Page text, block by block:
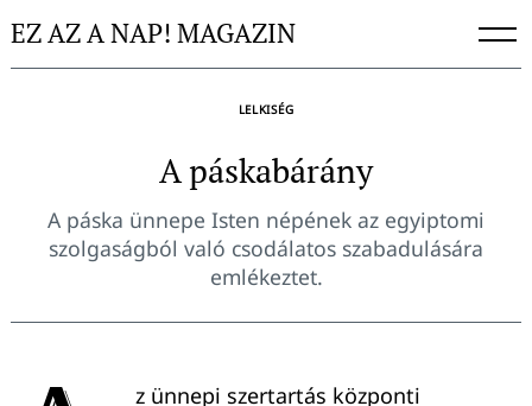
toEZ AZ A NAP! MAGAZIN
LELKISÉG
A páskabárány
A páska ünnepe Isten népének az egyiptomi
szolgaságból való csodálatos szabadulására
emlékeztet.
z ünnepi szertartás központi